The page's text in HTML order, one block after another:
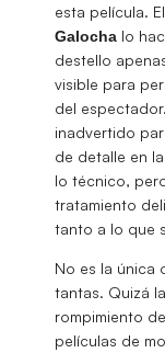
esta película.
Galocha lo
destello
visible para
del
inadvertido
de detalle en
lo técnico,
tratamiento
tanto a lo que
No es la única
tantas. Quizá
rompimiento
películas de